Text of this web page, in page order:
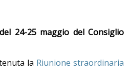
24-25 maggio del Consiglio
la Riunione straordinaria